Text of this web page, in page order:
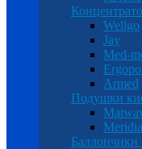
Wellgo
Jay
Med-
Armed
Подушки
Баллончики